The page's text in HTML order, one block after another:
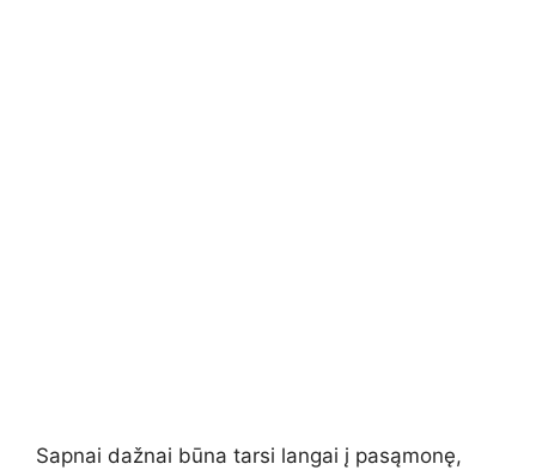
Sapnai dažnai būna tarsi langai į pasąmonę,